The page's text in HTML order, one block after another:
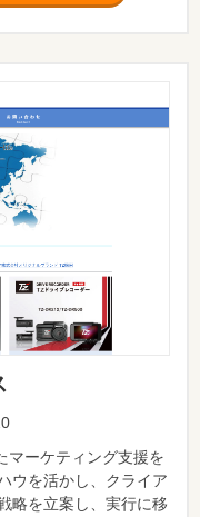
マーケティング支援を
ウを活かし、クライア
略を立案し、実行に移